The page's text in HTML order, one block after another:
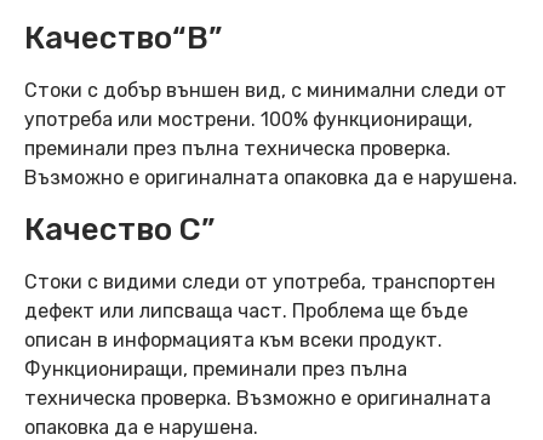
Качество“B”
Стоки с добър външен вид, с минимални следи от
употреба или мострени. 100% функциониращи,
преминали през пълна техническа проверка.
Възможно е оригиналната опаковка да е нарушена.
Качество C”
Стоки с видими следи от употреба, транспортен
дефект или липсваща част. Проблема ще бъде
описан в информацията към всеки продукт.
Функциониращи, преминали през пълна
техническа проверка. Възможно е оригиналната
опаковка да е нарушена.